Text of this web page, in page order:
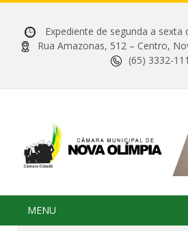
Expediente de segunda a
Rua Amazonas, 512 –
(65) 3332-
MENU